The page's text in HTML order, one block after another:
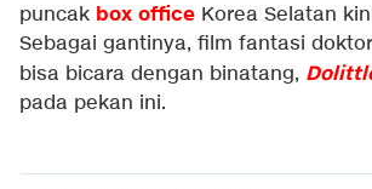
puncak box office Korea Selatan
Sebagai gantinya, film fantasi
bisa bicara dengan binatang,
pada pekan ini.